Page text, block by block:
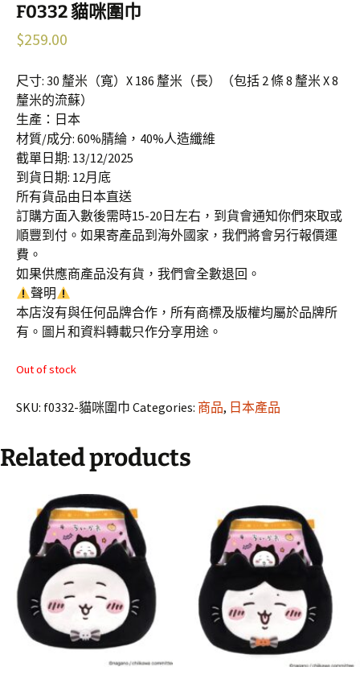
F0332 貓咪圍巾
$259.00
尺寸: 30 釐米（寬）X 186 釐米（長）（包括 2 條 8 釐米 X 8
釐米的流蘇）
生產：日本
材質/成分: 60%腈綸，40%人造纖維
截單日期: 13/12/2025
到貨日期: 12月底
所有貨品由日本直送
訂購方面入數後需時15-20日左右，到貨會通知你們來取或
順豐到付。如果寄產品到海外國家，我們將會另行報價運
費。
如果供應商產品没有貨，我們會全數退回。
聲明
本店沒有與任何品牌合作，所有商標及版權均屬於品牌所
有。圖片和資料轉載只作分享用途。
Out of stock
SKU: f0332-貓咪圍巾 Categories: 商品, 日本產品
Related products